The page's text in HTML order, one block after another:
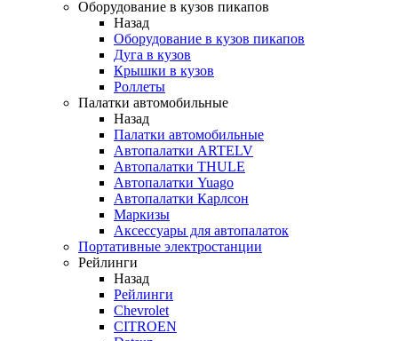
Оборудование в кузов пикапов
Назад
Оборудование в кузов пикапов
Дуга в кузов
Крышки в кузов
Роллеты
Палатки автомобильные
Назад
Палатки автомобильные
Автопалатки ARTELV
Автопалатки THULE
Автопалатки Yuago
Автопалатки Карлсон
Маркизы
Аксессуары для автопалаток
Портативные электростанции
Рейлинги
Назад
Рейлинги
Chevrolet
CITROEN